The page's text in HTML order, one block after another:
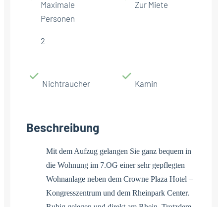
Maximale
Personen
2
Zur Miete
Nichtraucher Kamin
Beschreibung
Mit dem Aufzug gelangen Sie ganz bequem in
die Wohnung im 7.OG einer sehr gepflegten
Wohnanlage neben dem Crowne Plaza Hotel –
Kongresszentrum und dem Rheinpark Center.